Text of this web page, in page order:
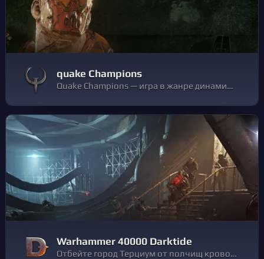
quake Champions
Quake Champions — игра в жанре динамичного многопользовательского шутера, который появился 20 лет назад с выходом Quake. Новая игра объединяет мрачную мифологию Quake с игровым процессом Quake III Arena и добавляет в этот коктейль новый элемент — чемпионов с уникальными характеристиками и навыками.
Warhammer 40000 Darktide
Отбейте город Терциум от полчищ кровожадных врагов в напряженном и брутальном шутере. Warhammer 40,000: Darktide — новая кооперативная игра от удостоенной наград команды создателей серии Vermintide. Терциум падет, отверженные восстанут.